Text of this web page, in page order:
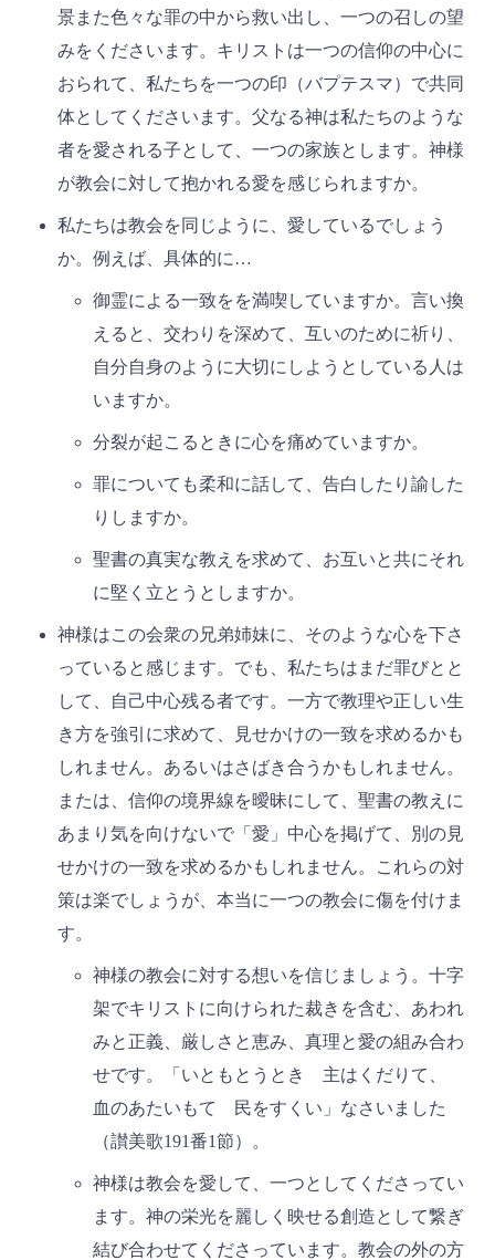
景また色々な罪の中から救い出し、一つの召しの望
みをくださいます。キリストは一つの信仰の中心に
おられて、私たちを一つの印（バプテスマ）で共同
体としてくださいます。父なる神は私たちのような
者を愛される子として、一つの家族とします。神様
が教会に対して抱かれる愛を感じられますか。
私たちは教会を同じように、愛しているでしょう
か。例えば、具体的に…
御霊による一致をを満喫していますか。言い換
えると、交わりを深めて、互いのために祈り、
自分自身のように大切にしようとしている人は
いますか。
分裂が起こるときに心を痛めていますか。
罪についても柔和に話して、告白したり諭した
りしますか。
聖書の真実な教えを求めて、お互いと共にそれ
に堅く立とうとしますか。
神様はこの会衆の兄弟姉妹に、そのような心を下さ
っていると感じます。でも、私たちはまだ罪びとと
して、自己中心残る者です。一方で教理や正しい生
き方を強引に求めて、見せかけの一致を求めるかも
しれません。あるいはさばき合うかもしれません。
または、信仰の境界線を曖昧にして、聖書の教えに
あまり気を向けないで「愛」中心を掲げて、別の見
せかけの一致を求めるかもしれません。これらの対
策は楽でしょうが、本当に一つの教会に傷を付けま
す。
神様の教会に対する想いを信じましょう。十字
架でキリストに向けられた裁きを含む、あわれ
みと正義、厳しさと恵み、真理と愛の組み合わ
せです。「いともとうとき 主はくだりて、
血のあたいもて 民をすくい」なさいました
（讃美歌191番1節）。
神様は教会を愛して、一つとしてくださってい
ます。神の栄光を麗しく映せる創造として繋ぎ
結び合わせてくださっています。教会の外の方